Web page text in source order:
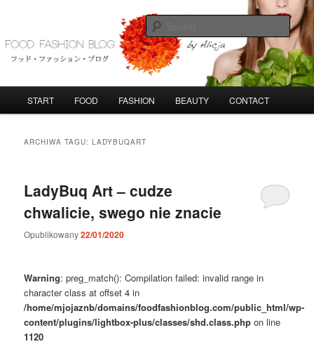
tekstu
widgetów
FoodFashionBlog
START FOOD FASHION BEAUTY CONTACT
ARCHIWA TAGU:LADYBUQART
LadyBuq Art – cudze
chwalicie, swego nie znacie
Opublikowany22/01/2020
Warning: preg_match(): Compilation failed: invalid range in
character class at offset 4 in
/home/mjojaznb/domains/foodfashionblog.com/public_html/wp-
content/plugins/lightbox-plus/classes/shd.class.php on line
1120